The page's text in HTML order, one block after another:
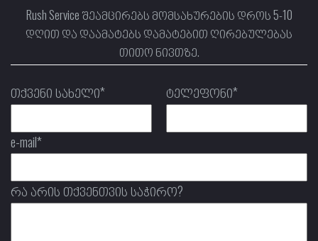
Rush Service შეამცირებს მომსახურების დროს 5-10
დღით და დაამატებს დამატებით ღირებულებას
თითო ნივთზე.
თქვენი სახელი* ტელეფონი*
e-mail*
რა არის თქვენთვის საჭირო?